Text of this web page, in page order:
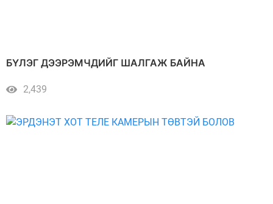
БҮЛЭГ ДЭЭРЭМЧДИЙГ ШАЛГАЖ БАЙНА
2,439